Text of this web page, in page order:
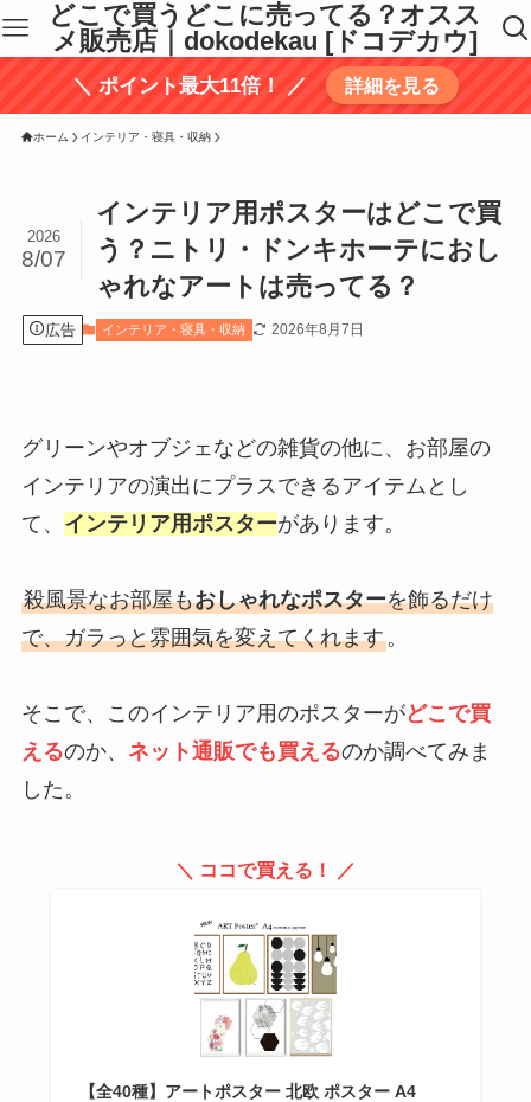
どこで買うどこに売ってる？オスス
メ販売店｜dokodekau [ドコデカウ]
＼ ポイント最大11倍！ ／ 詳細を見る
ホーム インテリア・寝具・収納
インテリア用ポスターはどこで買
う？ニトリ・ドンキホーテにおし
ゃれなアートは売ってる？
2026
8/07
広告 インテリア・寝具・収納 2026年8月7日
グリーンやオブジェなどの雑貨の他に、お部屋の
インテリアの演出にプラスできるアイテムとし
て、 インテリア用ポスターがあります。
殺風景なお部屋もおしゃれなポスターを飾るだけ
で、ガラっと雰囲気を変えてくれます。
そこで、このインテリア用のポスターがどこで買
えるのか、 ネット通販でも買えるのか調べてみま
した。
＼ ココで買える！ ／
【全40種】アートポスター 北欧 ポスター A4